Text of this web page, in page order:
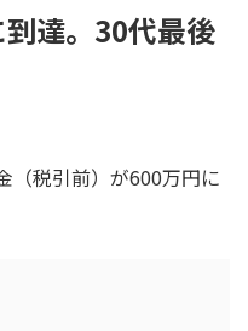
達。30代最後
（税引前）が600万円に